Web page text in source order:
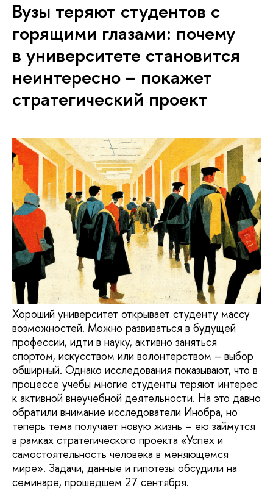
Вузы теряют студентов с
горящими глазами: почему
в университете становится
неинтересно – покажет
стратегический проект
Хороший университет открывает студенту массу
возможностей. Можно развиваться в будущей
профессии, идти в науку, активно заняться
спортом, искусством или волонтерством – выбор
обширный. Однако исследования показывают, что в
процессе учебы многие студенты теряют интерес
к активной внеучебной деятельности. На это давно
обратили внимание исследователи Инобра, но
теперь тема получает новую жизнь – ею займутся
в рамках стратегического проекта «Успех и
самостоятельность человека в меняющемся
мире». Задачи, данные и гипотезы обсудили на
семинаре, прошедшем 27 сентября.